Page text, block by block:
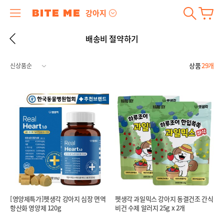
강아지
배송비 절약하기
상품29개
[영양제특가]펫생각 강아지 심장 면역
항산화 영양제 120g
펫생각 과일믹스 강아지 동결건조 간식
비건 수제 알러지 25g x 2개